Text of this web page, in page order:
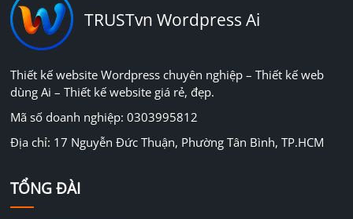
TRUSTvn Wordpress Ai
Thiết kế website Wordpress chuyên nghiệp – Thiết kế web
dùng Ai – Thiết kế website giá rẻ, đẹp.
Mã số doanh nghiệp: 0303995812
Địa chỉ: 17 Nguyễn Đức Thuận, Phường Tân Bình, TP.HCM
TỔNG ĐÀI